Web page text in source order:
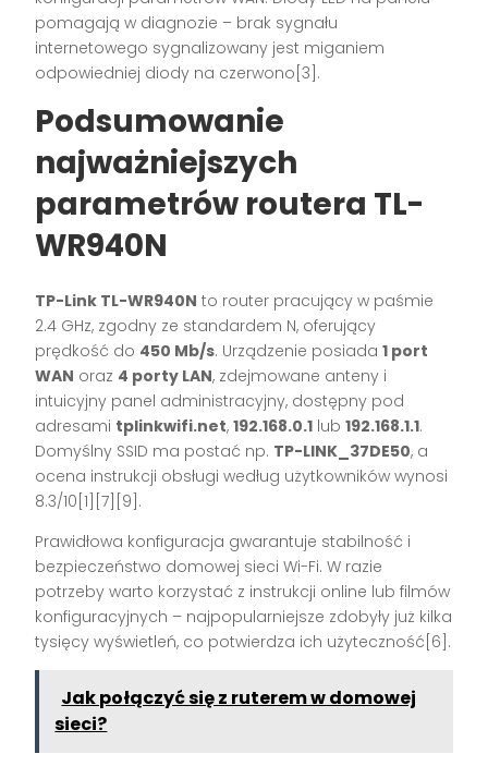
pomagają w diagnozie – brak sygnału
internetowego sygnalizowany jest miganiem
odpowiedniej diody na czerwono[3].
Podsumowanie
najważniejszych
parametrów routera TL-
WR940N
TP-Link TL-WR940N to router pracujący w paśmie
2.4 GHz, zgodny ze standardem N, oferujący
prędkość do 450 Mb/s. Urządzenie posiada1 port
WAN oraz 4 porty LAN, zdejmowane anteny i
intuicyjny panel administracyjny, dostępny pod
adresami tplinkwifi.net,192.168.0.1 lub192.168.1.1.
Domyślny SSID ma postać np. TP-LINK_37DE50, a
ocena instrukcji obsługi według użytkowników wynosi
8.3/10[1][7][9].
Prawidłowa konfiguracja gwarantuje stabilność i
bezpieczeństwo domowej sieci Wi-Fi. W razie
potrzeby warto korzystać z instrukcji online lub filmów
konfiguracyjnych – najpopularniejsze zdobyły już kilka
tysięcy wyświetleń, co potwierdza ich użyteczność[6].
Jak połączyć się z ruterem w domowej
sieci?